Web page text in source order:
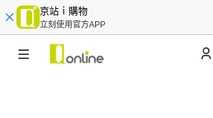
京站ｉ購物
立刻使用官方APP